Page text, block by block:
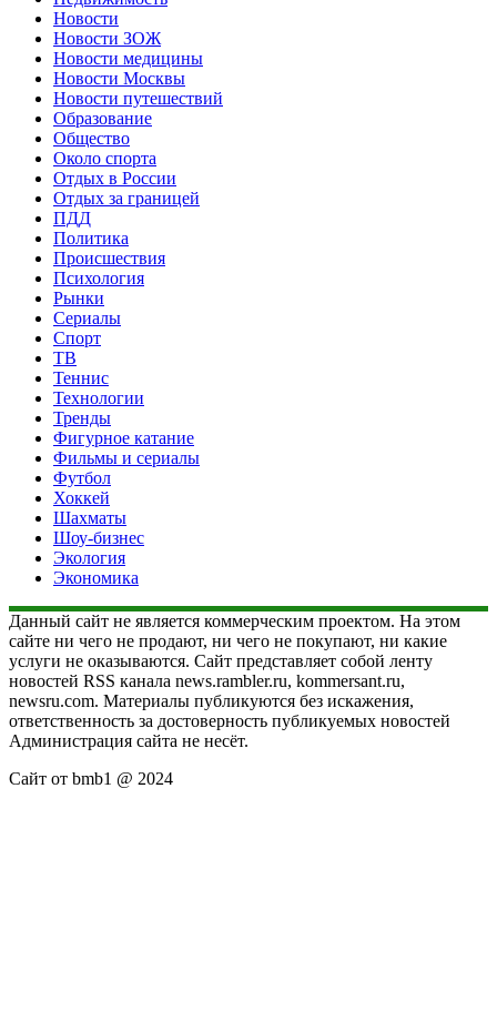
Новости
Новости ЗОЖ
Новости медицины
Новости Москвы
Новости путешествий
Образование
Общество
Около спорта
Отдых в России
Отдых за границей
ПДД
Политика
Происшествия
Психология
Рынки
Сериалы
Спорт
ТВ
Теннис
Технологии
Тренды
Фигурное катание
Фильмы и сериалы
Футбол
Хоккей
Шахматы
Шоу-бизнес
Экология
Экономика
Данный сайт не является коммерческим проектом. На этом
сайте ни чего не продают, ни чего не покупают, ни какие
услуги не оказываются. Сайт представляет собой ленту
новостей RSS канала news.rambler.ru, kommersant.ru,
newsru.com. Материалы публикуются без искажения,
ответственность за достоверность публикуемых новостей
Администрация сайта не несёт.
Сайт от bmb1 @ 2024